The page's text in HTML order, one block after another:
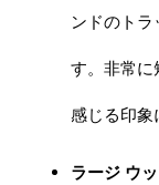
ンドのト
す。非常に
感じる印象
ラージ ウ